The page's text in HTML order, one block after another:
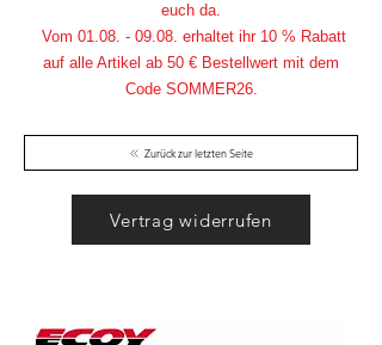
Zurück zur letzten Seite
euch da.
Vom 01.08. - 09.08. erhaltet ihr 10 % Rabatt
auf alle Artikel ab 50 € Bestellwert mit dem
Code SOMMER26.
Vertrag widerrufen